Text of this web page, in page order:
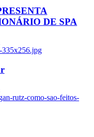
DE SPA
335x256.jpg
rutz-como-sao-feitos-